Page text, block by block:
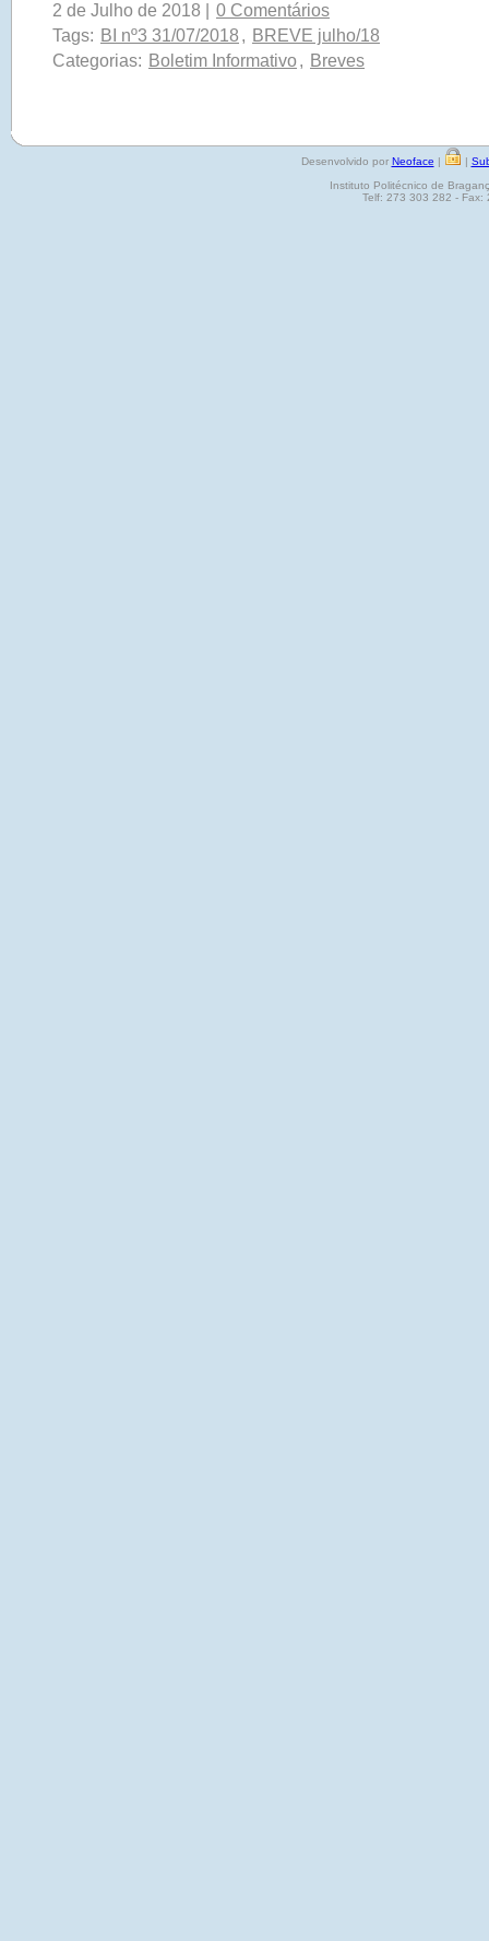
2 de Julho de 2018 |
0 Comentários
Tags: BI nº3 31/07/2018 , BREVE julho/18
Categorias: Boletim Informativo, Breves
Desenvolvido por Neoface | |
Instituto Politécnico de
Telf: 273 303 282 - Fax: